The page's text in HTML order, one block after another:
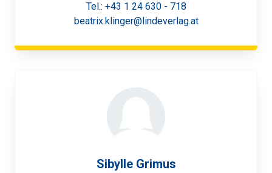
Tel.: +43 1 24 630 - 718
beatrix.klinger@lindeverlag.at
Sibylle Grimus